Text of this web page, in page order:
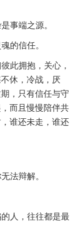
事端之源。
的信任。
此拥抱，关心，
休，冷战，厌
，只有信任与守
而且慢慢陪伴共
谁还未走，谁还
法辩解。
人，往往都是最